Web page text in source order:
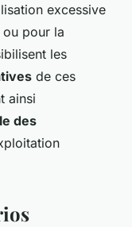
excessive
pour la
les
de ces
ainsi
des